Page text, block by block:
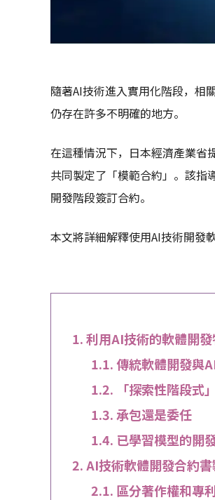
隨著AI技術進入實用化階段，相
仍存在許多不明確的地方。
在這種情況下，日本經濟產業省
共同製定了「模範合約」。該指
開發階段簽訂合約。
本文將詳細解釋使用AI技術開發
利用AI技術的軟體開
傳統軟體開發與
「探索性階段式
承包還是委任
已學習模型的開
AI技術軟體開發合約
區分著作權和專